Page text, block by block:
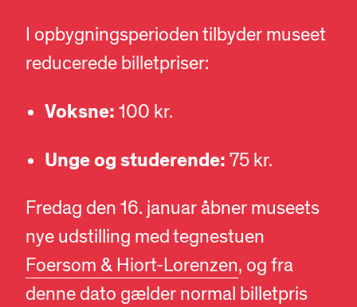
I opbygningsperioden tilbyder museet
reducerede billetpriser:
Voksne: 100 kr.
Unge og studerende: 75 kr.
Fredag den 16. januar åbner museets
nye udstilling med tegnestuen
Foersom & Hiort-Lorenzen, og fra
denne dato gælder normal billetpris